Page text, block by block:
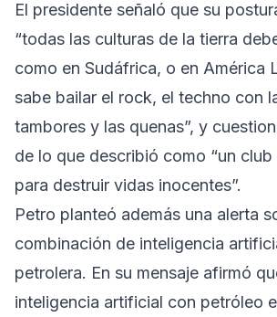
El presidente señaló que su
“todas las culturas de la tierra
como en Sudáfrica, o en América
sabe bailar el rock, el techno con
tambores y las quenas”, y
de lo que describió como “un
para destruir vidas inocentes”.
Petro planteó además una alerta
combinación de inteligencia
petrolera. En su mensaje afirmó
inteligencia artificial con petróleo